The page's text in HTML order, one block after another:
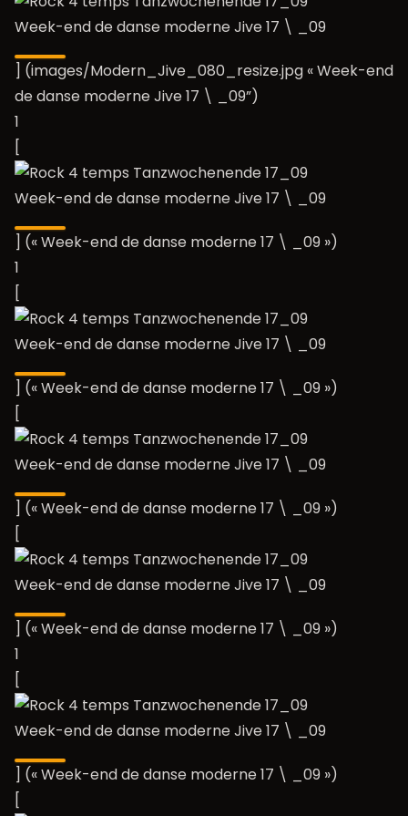
Week-end de danse moderne Jive 17 \ _09
] (images/Modern_Jive_080_resize.jpg « Week-end
de danse moderne Jive 17 \ _09”)
1
[
Week-end de danse moderne Jive 17 \ _09
] (« Week-end de danse moderne 17 \ _09 »)
1
[
Week-end de danse moderne Jive 17 \ _09
] (« Week-end de danse moderne 17 \ _09 »)
[
Week-end de danse moderne Jive 17 \ _09
] (« Week-end de danse moderne 17 \ _09 »)
[
Week-end de danse moderne Jive 17 \ _09
] (« Week-end de danse moderne 17 \ _09 »)
1
[
Week-end de danse moderne Jive 17 \ _09
] (« Week-end de danse moderne 17 \ _09 »)
[